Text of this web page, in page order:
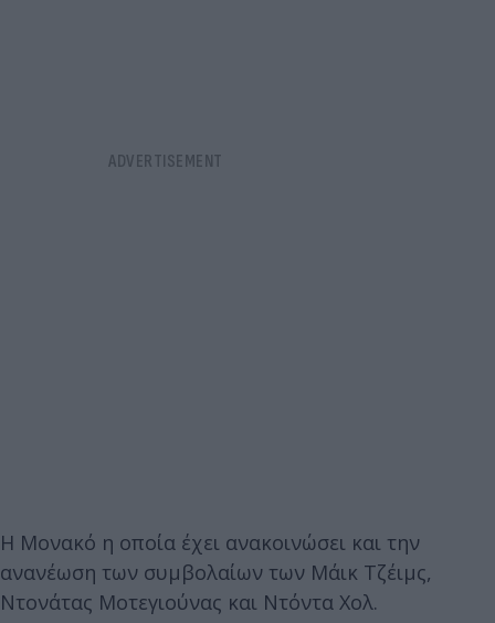
Η Μονακό η οποία έχει ανακοινώσει και την
ανανέωση των συμβολαίων των Μάικ Τζέιμς,
Ντονάτας Μοτεγιούνας και Ντόντα Χολ.